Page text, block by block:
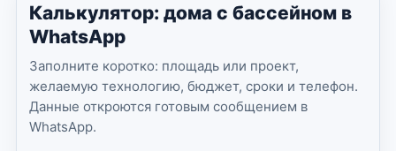
Калькулятор: дома с бассейном в
WhatsApp
Заполните коротко: площадь или проект,
желаемую технологию, бюджет, сроки и телефон.
Данные откроются готовым сообщением в
WhatsApp.